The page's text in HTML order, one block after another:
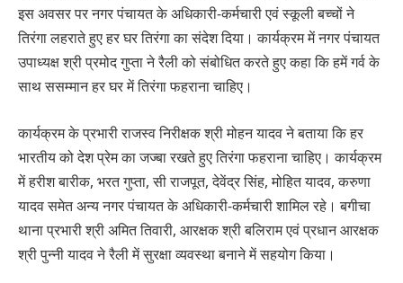
इस अवसर पर नगर पंचायत के अधिकारी-कर्मचारी एवं स्कूली बच्चों ने
तिरंगा लहराते हुए हर घर तिरंगा का संदेश दिया। कार्यक्रम में नगर पंचायत
उपाध्यक्ष श्री प्रमोद गुप्ता ने रैली को संबोधित करते हुए कहा कि हमें गर्व के
साथ ससम्मान हर घर में तिरंगा फहराना चाहिए।
कार्यक्रम के प्रभारी राजस्व निरीक्षक श्री मोहन यादव ने बताया कि हर
भारतीय को देश प्रेम का जज्बा रखते हुए तिरंगा फहराना चाहिए। कार्यक्रम
में हरीश बारीक, भरत गुप्ता, सी राजपूत, देवेंद्र सिंह, मोहित यादव, करुणा
यादव समेत अन्य नगर पंचायत के अधिकारी-कर्मचारी शामिल रहे। बगीचा
थाना प्रभारी श्री अमित तिवारी, आरक्षक श्री बलिराम एवं प्रधान आरक्षक
श्री पुन्नी यादव ने रैली में सुरक्षा व्यवस्था बनाने में सहयोग किया।